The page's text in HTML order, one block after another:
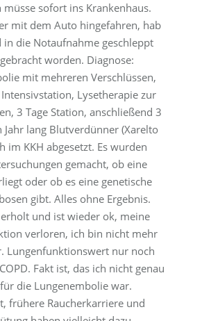
sofort ins Krankenhaus.
mit dem Auto hingefahren, hab
die Notaufnahme geschleppt
worden. Diagnose:
mit mehreren Verschlüssen,
Lysetherapie zur
3 Tage Station, anschließend 3
Jahr lang Blutverdünner (Xarelto
im KKH abgesetzt. Es wurden
gemacht, ob eine
oder ob es eine genetische
gibt. Alles ohne Ergebnis.
und ist wieder ok, meine
verloren, ich bin nicht mehr
Lungenfunktionswert nur noch
Fakt ist, das ich nicht genau
die Lungenembolie war.
frühere Raucherkarriere und